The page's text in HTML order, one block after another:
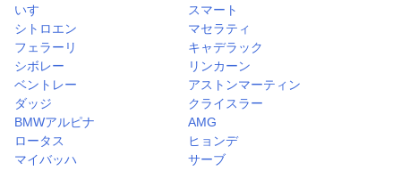
いすゞ
スマート
シトロエン
マセラティ
フェラーリ
キャデラック
シボレー
リンカーン
ベントレー
アストンマーティン
ダッジ
クライスラー
BMWアルピナ
AMG
ロータス
ヒョンデ
マイバッハ
サーブ